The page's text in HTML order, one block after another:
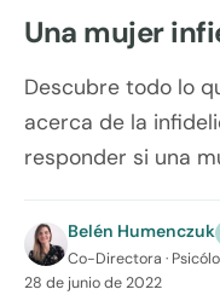
Una mujer
Descubre todo lo
acerca de la
responder si una
Belén Humenczuk
Co-Directora ·
28 de junio de 2022